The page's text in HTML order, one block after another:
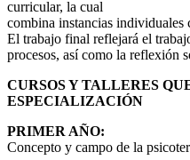
curricular, la cual
combina instancias individuales
El trabajo final reflejará el
procesos, así como la reflexión
CURSOS Y TALLERES
ESPECIALIZACIÓN
PRIMER AÑO:
Concepto y campo de la